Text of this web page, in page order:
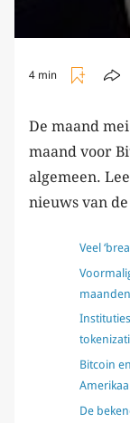
4 min
De maand
maand voor
algemeen.
nieuws van
Veel
Bitcoin
De